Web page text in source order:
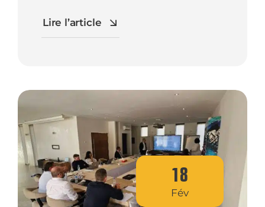
Lire l’article
18
Fév